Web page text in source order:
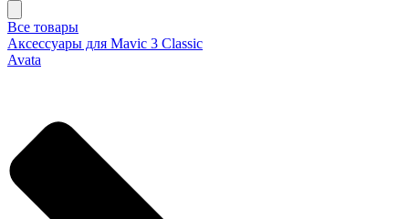
Все товары
Аксессуары для Mavic 3 Classic
Avata